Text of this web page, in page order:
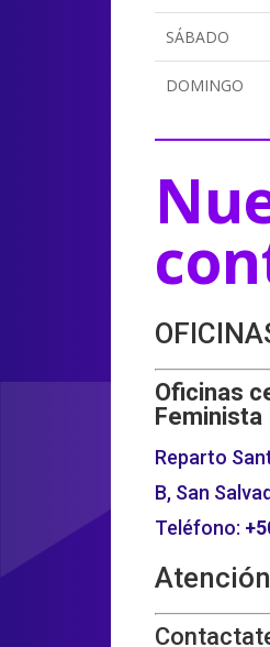
SÁBADO
DOMINGO
Oficinas
Feminista
Reparto
B, San
Teléfono: